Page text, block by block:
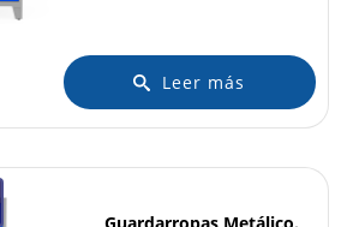
Leer más